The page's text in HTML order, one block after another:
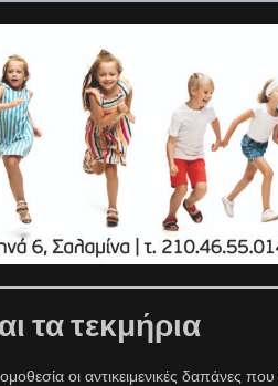
τα τεκμήρια
οι αντικειμενικές δαπάνες